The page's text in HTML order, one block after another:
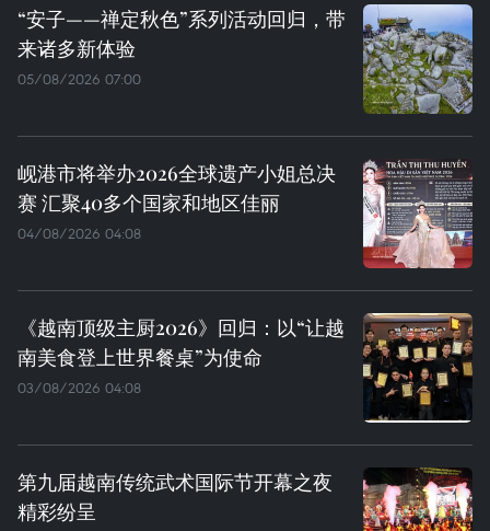
“安子——禅定秋色”系列活动回归，带
来诸多新体验
05/08/2026 07:00
岘港市将举办2026全球遗产小姐总决
赛 汇聚40多个国家和地区佳丽
04/08/2026 04:08
《越南顶级主厨2026》回归：以“让越
南美食登上世界餐桌”为使命
03/08/2026 04:08
第九届越南传统武术国际节开幕之夜
精彩纷呈